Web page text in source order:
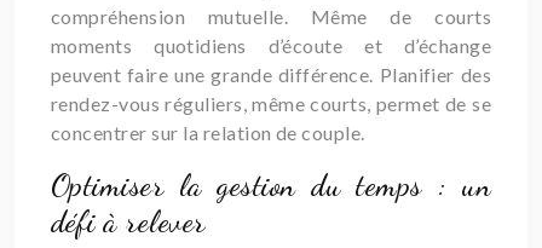
compréhension mutuelle. Même de courts
moments quotidiens d’écoute et d’échange
peuvent faire une grande différence. Planifier des
rendez-vous réguliers, même courts, permet de se
concentrer sur la relation de couple.
Optimiser la gestion du temps : un
défi à relever